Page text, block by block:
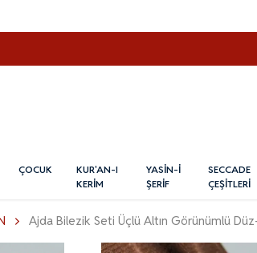
ÇOCUK
KUR'AN-I
KERİM
YASİN-İ
ŞERİF
SECCADE
ÇEŞİTLERİ
Ajda Bilezik Seti Üçlü Altın Görünümlü